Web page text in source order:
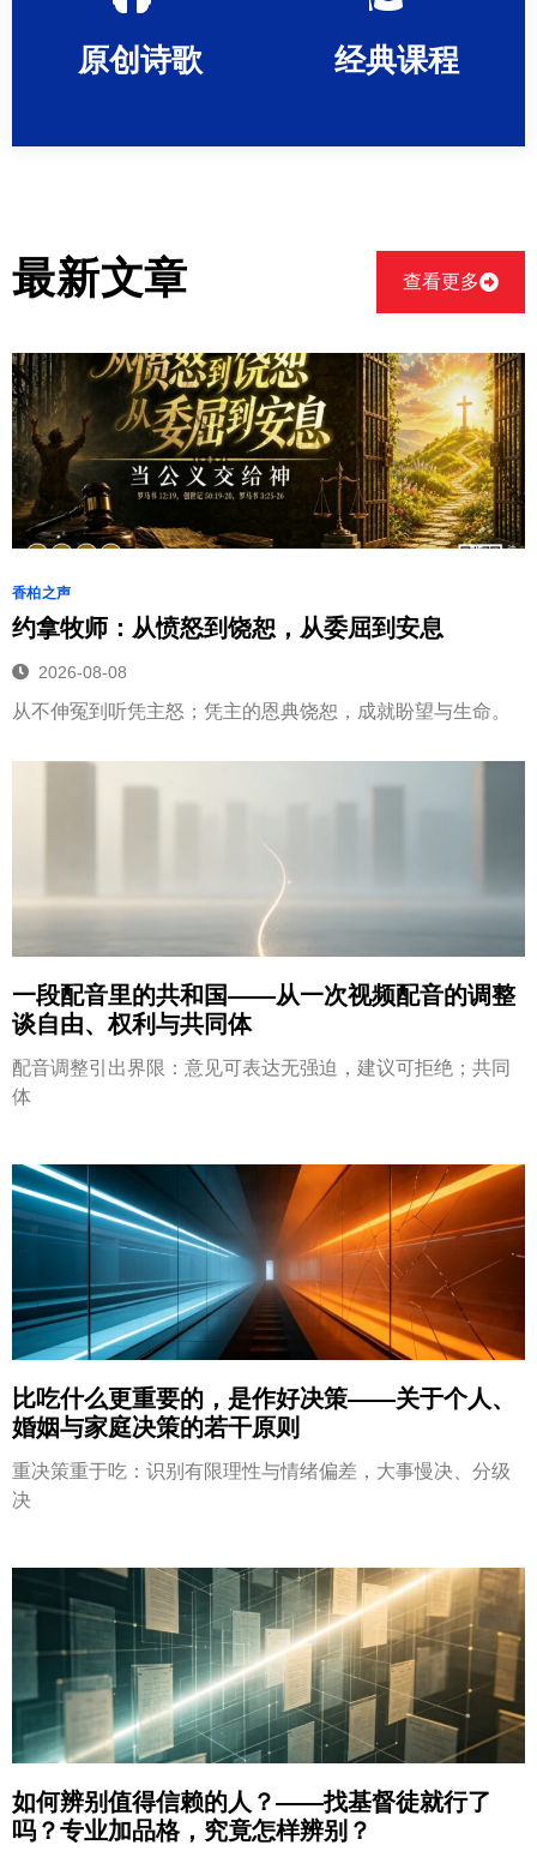
原创诗歌 经典课程
最新文章 查看更多
香柏之声
约拿牧师：从愤怒到饶恕，从委屈到安息
2026-08-08
从不伸冤到听凭主怒；凭主的恩典饶恕，成就盼望与生命。
一段配音里的共和国——从一次视频配音的调整
谈自由、权利与共同体
配音调整引出界限：意见可表达无强迫，建议可拒绝；共同
体
比吃什么更重要的，是作好决策——关于个人、
婚姻与家庭决策的若干原则
重决策重于吃：识别有限理性与情绪偏差，大事慢决、分级
决
如何辨别值得信赖的人？——找基督徒就行了
吗？专业加品格，究竟怎样辨别？